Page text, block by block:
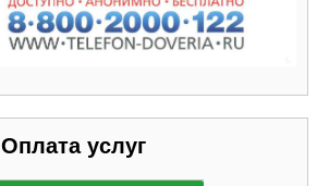
Оплата услуг